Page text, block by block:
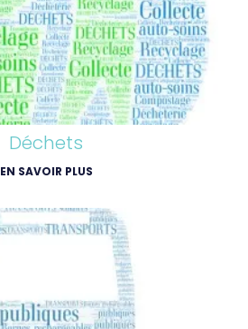
Déchets
EN SAVOIR PLUS